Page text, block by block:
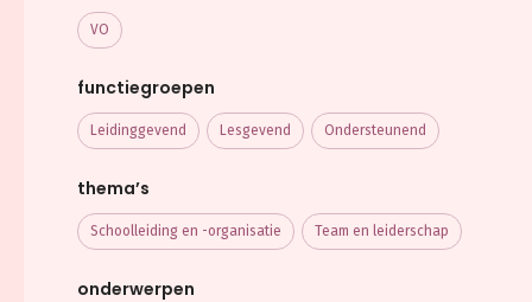
VO
functiegroepen
Leidinggevend Lesgevend Ondersteunend
thema’s
Schoolleiding en -organisatie Team en leiderschap
onderwerpen